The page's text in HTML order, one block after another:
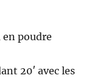
en poudre
20′ avec les